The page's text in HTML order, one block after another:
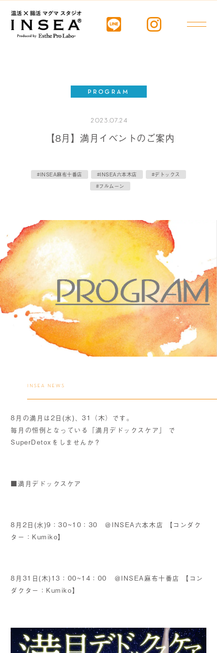
PROGRAM
2023.07.24
【8月】満月イベントのご案内
#INSEA麻布十番店 #INSEA六本木店
#デトックス
#フルムーン
INSEA NEWS
8月の満月は2日(水)、31（木）です。
毎月の恒例となっている「満月デドックスケア」 で
SuperDetoxをしませんか？
■満月デドックスケア
8月2日(水)9：30~10：30 ＠INSEA六本木店 【コンダク
ター：Kumiko】
8月31日(木)13：00~14：00 ＠INSEA麻布十番店 【コン
ダクター：Kumiko】